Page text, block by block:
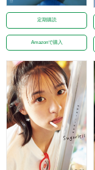
定期購読
Amazonで購入